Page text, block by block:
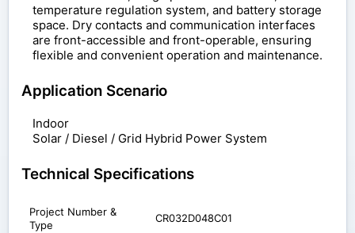
temperature regulation system, and battery storage
space. Dry contacts and communication interfaces
are front-accessible and front-operable, ensuring
flexible and convenient operation and maintenance.
Application Scenario
Indoor
Solar / Diesel / Grid Hybrid Power System
Technical Specifications
Project Number &
Type
CR032D048C01